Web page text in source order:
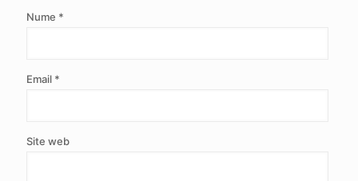
Nume *
Email *
Site web